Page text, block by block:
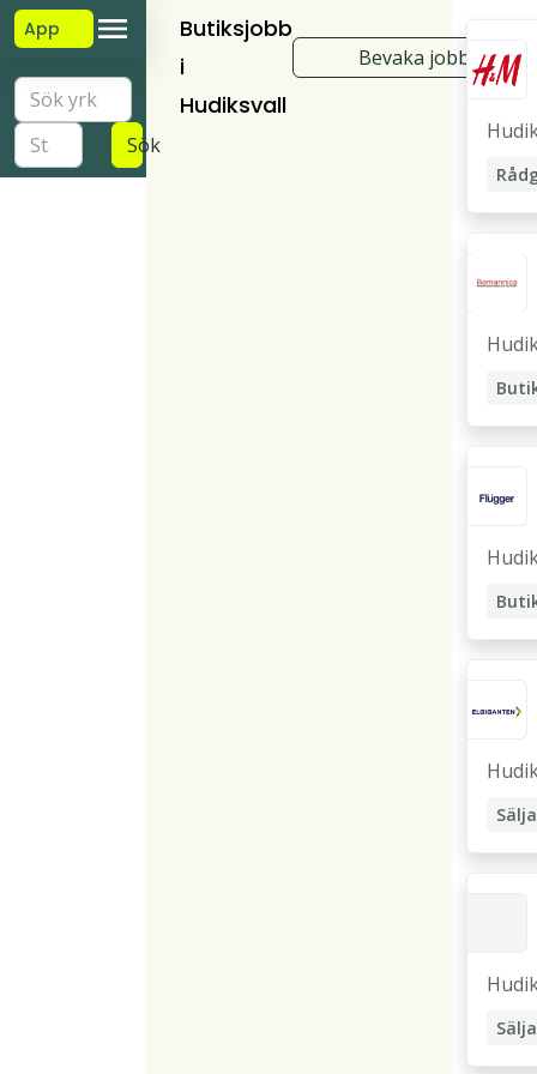
App
Sök
Butiksjobb
i
Hudiksvall
Bevaka jobb